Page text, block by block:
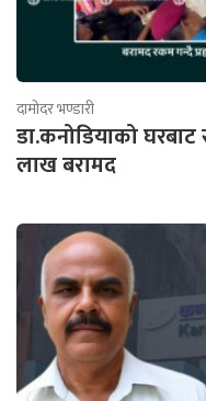
दामोदर भण्डारी
डा.कनोडियाको
लाख बरामद